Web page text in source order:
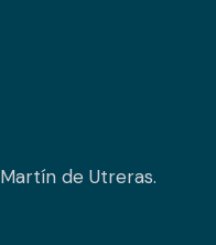
de Utreras.